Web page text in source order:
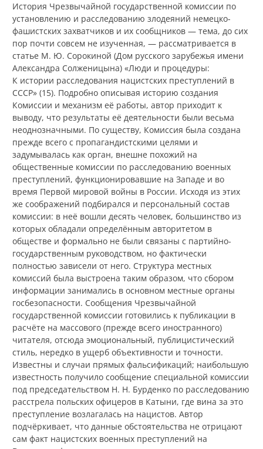
История Чрезвычайной государственной комиссии по
установлению и расследованию злодеяний немецко-
фашистских захватчиков и их сообщников — тема, до сих
пор почти совсем не изученная, — рассматривается в
статье М. Ю. Сорокиной (Дом русского зарубежья имени
Александра Солженицына) «Люди и процедуры:
К истории расследования нацистских преступлений в
СССР» (15). Подробно описывая историю создания
Комиссии и механизм её работы, автор приходит к
выводу, что результаты её деятельности были весьма
неоднозначными. По существу, Комиссия была создана
прежде всего с пропагандистскими целями и
задумывалась как орган, внешне похожий на
общественные комиссии по расследованию военных
преступлений, функционировавшие на Западе и во
время Первой мировой войны в России. Исходя из этих
же соображений подбирался и персональный состав
комиссии: в неё вошли десять человек, большинство из
которых обладали определённым авторитетом в
обществе и формально не были связаны с партийно-
государственным руководством, но фактически
полностью зависели от него. Структура местных
комиссий была выстроена таким образом, что сбором
информации занимались в основном местные органы
госбезопасности. Сообщения Чрезвычайной
государственной комиссии готовились к публикации в
расчёте на массового (прежде всего иностранного)
читателя, отсюда эмоциональный, публицистический
стиль, нередко в ущерб объективности и точности.
Известны и случаи прямых фальсификаций; наибольшую
известность получило сообщение специальной комиссии
под председательством Н. Н. Бурденко по расследованию
расстрела польских офицеров в Катыни, где вина за это
преступление возлагалась на нацистов. Автор
подчёркивает, что данные обстоятельства не отрицают
сам факт нацистских военных преступлений на